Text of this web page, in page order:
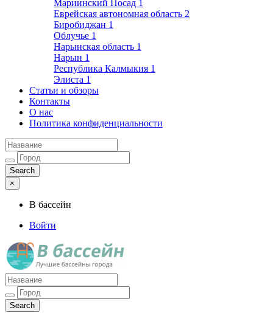
Мариинский Посад 1
Еврейская автономная область 2
Биробиджан 1
Облучье 1
Нарынская область 1
Нарын 1
Республика Калмыкия 1
Элиста 1
Статьи и обзоры
Контакты
О нас
Политика конфиденциальности
×
В бассейн
Войти
Лучшие бассейны города